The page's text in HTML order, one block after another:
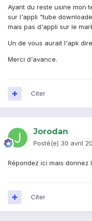
Ayant du reste usine mon
sur l'appli "tube
mais pas d'appli sur le
Un de vous aurait l'apk
Merci d'avance.
Citer
Jorodan
Posté(e) 30 avril
Répondez ici mais donnez
Citer